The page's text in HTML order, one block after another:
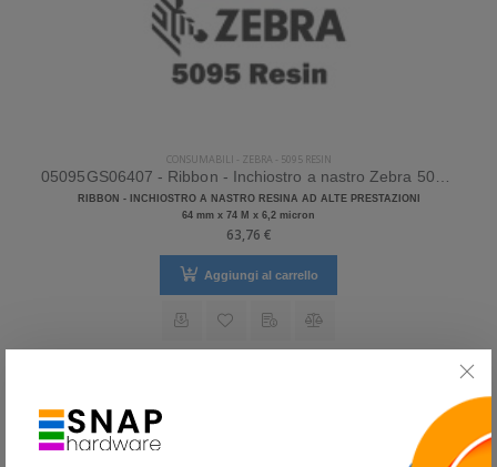
CONSUMABILI - ZEBRA - 5095 RESIN
RIBBON - INCHIOSTRO A NASTRO RESINA AD ALTE PRESTAZIONI
64 mm x 74 M x 6,2 micron
63,76 €
Aggiungi al carrello
SCONTO QUANTITÀ